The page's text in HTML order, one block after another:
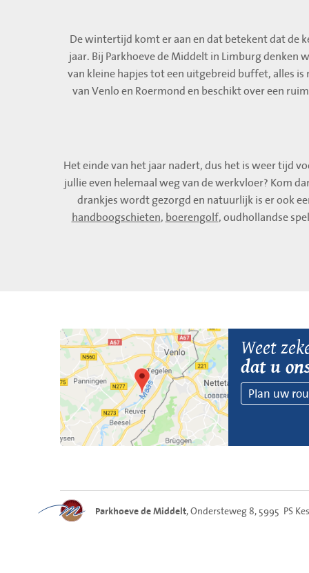
De wintertijd komt er aan en dat betekent dat de
jaar. Bij Parkhoeve de Middelt in Limburg denken
van kleine hapjes tot een uitgebreid buffet, alles
van Venlo en Roermond en beschikt over een
Het einde van het jaar nadert, dus het is weer tijd
jullie even helemaal weg van de werkvloer? Kom
drankjes wordt gezorgd en natuurlijk is er ook
handboogschieten,boerengolf, oudhollandse
Weet
dat u
Plan uw
Parkhoeve de Middelt, Ondersteweg 8, 5995 PS